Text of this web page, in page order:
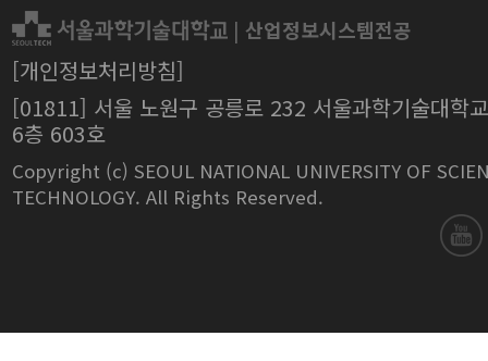
| 산업정보시스템전공
[개인정보처리방침]
[01811] 서울 노원구 공릉로 232 서울과학기술대학
6층 603호
Copyright (c) SEOUL NATIONAL UNIVERSITY OF
TECHNOLOGY. All Rights Reserved.